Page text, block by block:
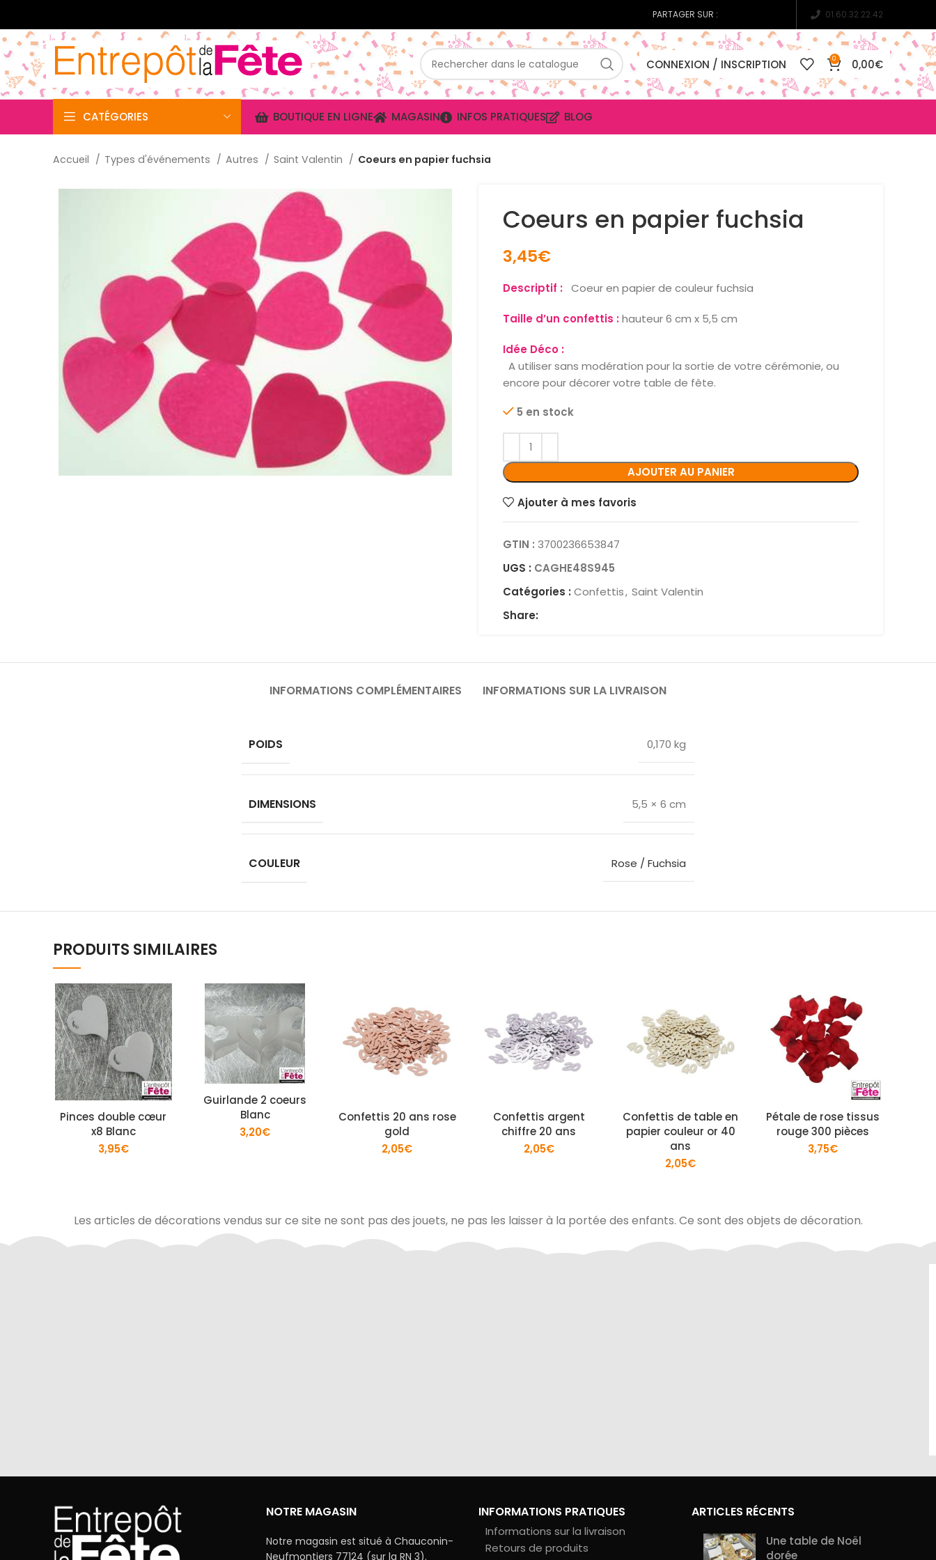
PARTAGER SUR : 01.60.32.22.42
CONNEXION / INSCRIPTION 0 0,00€
CATÉGORIES BOUTIQUE EN LIGNE MAGASIN INFOS PRATIQUES BLOG
Accueil Types d'événements Autres Saint Valentin Coeurs en papier fuchsia
Coeurs en papier fuchsia
3,45€
Descriptif : Coeur en papier de couleur fuchsia
Taille d’un confettis :hauteur 6 cm x 5,5 cm
Idée Déco :
A utiliser sans modération pour la sortie de votre cérémonie, ou
encore pour décorer votre table de fête.
5 en stock
AJOUTER AU PANIER
Ajouter à mes favoris
GTIN : 3700236653847
UGS : CAGHE48S945
Catégories : Confettis, Saint Valentin
Share:
INFORMATIONS COMPLÉMENTAIRES INFORMATIONS SUR LA LIVRAISON
POIDS 0,170 kg
DIMENSIONS 5,5 × 6 cm
COULEUR Rose / Fuchsia
PRODUITS SIMILAIRES
Pinces double cœur
x8 Blanc
3,95€
Guirlande 2 coeurs
Blanc
3,20€
Confettis 20 ans rose
gold
2,05€
Confettis argent
chiffre 20 ans
2,05€
Confettis de table en
papier couleur or 40
ans
2,05€
Pétale de rose tissus
rouge 300 pièces
3,75€
Les articles de décorations vendus sur ce site ne sont pas des jouets, ne pas les laisser à la portée des enfants. Ce sont des objets de décoration.
NOTRE MAGASIN
Notre magasin est situé à Chauconin-
Neufmontiers 77124 (sur la RN 3).
INFORMATIONS PRATIQUES
Informations sur la livraison
Retours de produits
ARTICLES RÉCENTS
Une table de Noël
dorée